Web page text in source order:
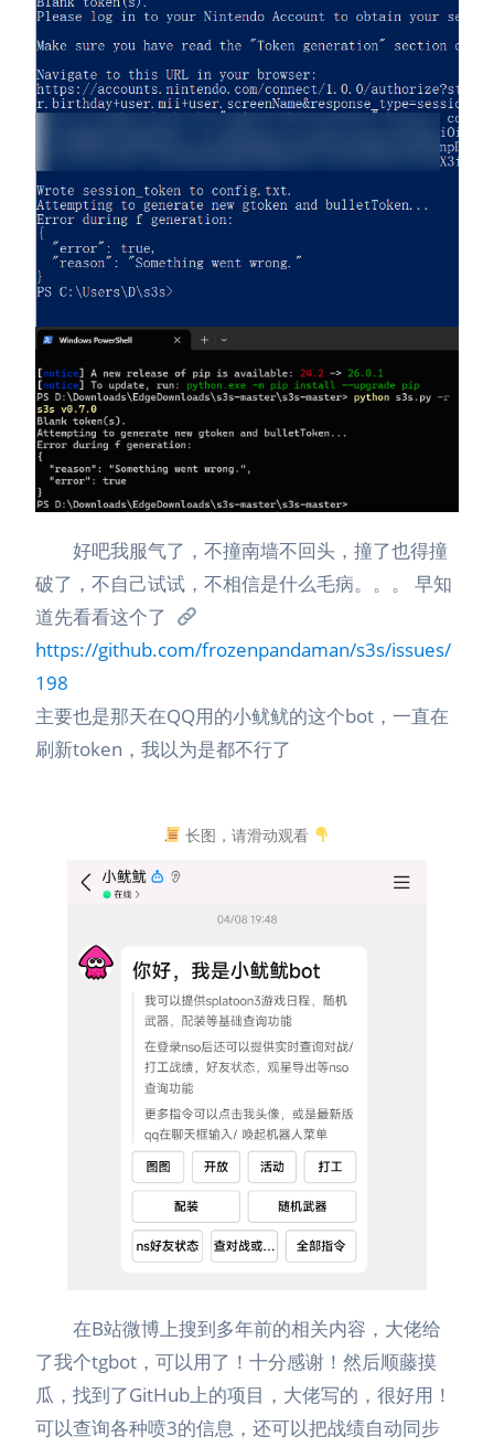
好吧我服气了，不撞南墙不回头，撞了也得撞
破了，不自己试试，不相信是什么毛病。。。 早知
道先看看这个了
https://github.com/frozenpandaman/s3s/issues/
198
主要也是那天在QQ用的小鱿鱿的这个bot，一直在
刷新token，我以为是都不行了
长图，请滑动观看
在B站微博上搜到多年前的相关内容，大佬给
了我个tgbot，可以用了！十分感谢！然后顺藤摸
瓜，找到了GitHub上的项目，大佬写的，很好用！
可以查询各种喷3的信息，还可以把战绩自动同步